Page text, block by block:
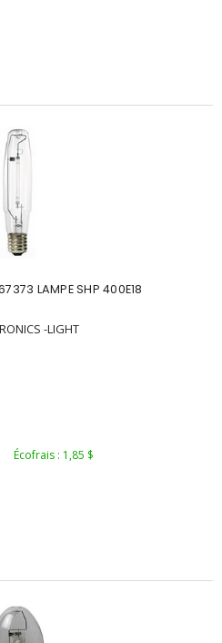
LAMPE SHP 400E18
-LIGHT
Écofrais : 1,85 $